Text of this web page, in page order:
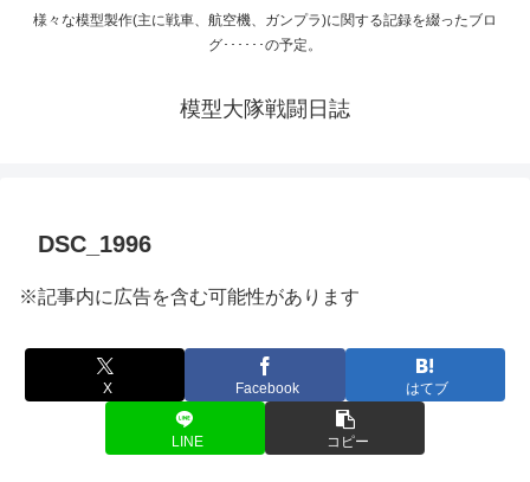
様々な模型製作(主に戦車、航空機、ガンプラ)に関する記録を綴ったブロ
グ･･････の予定。
模型大隊戦闘日誌
DSC_1996
※記事内に広告を含む可能性があります
X Facebook はてブ
LINE コピー